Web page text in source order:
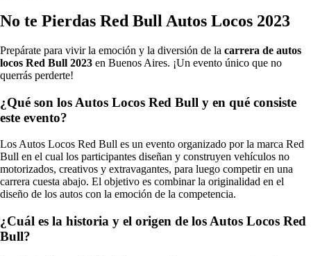
No te Pierdas Red Bull Autos Locos 2023
Prepárate para vivir la emoción y la diversión de la carrera de autos
locos Red Bull 2023 en Buenos Aires. ¡Un evento único que no
querrás perderte!
¿Qué son los Autos Locos Red Bull y en qué consiste
este evento?
Los Autos Locos Red Bull es un evento organizado por la marca Red
Bull en el cual los participantes diseñan y construyen vehículos no
motorizados, creativos y extravagantes, para luego competir en una
carrera cuesta abajo. El objetivo es combinar la originalidad en el
diseño de los autos con la emoción de la competencia.
¿Cuál es la historia y el origen de los Autos Locos Red
Bull?